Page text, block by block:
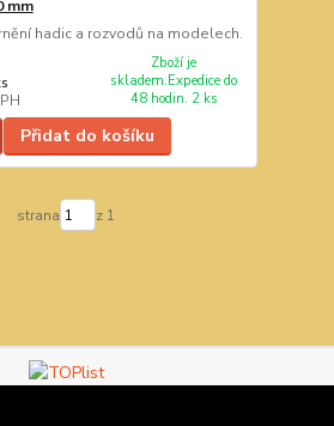
mm
hadic a rozvodů na modelech.
Zboží je
skladem.Expedice do
48 hodin. 2 ks
Přidat do košíku
strana z 1